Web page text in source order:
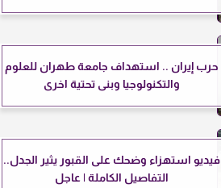
حرب إيران .. استهداف جامعة طهران للعلوم
والتكنولوجيا وبنى تحتية اخرى
فيديو استهزاء وضحك على القبور يثير الجدل..
التفاصيل الكاملة | عاجل